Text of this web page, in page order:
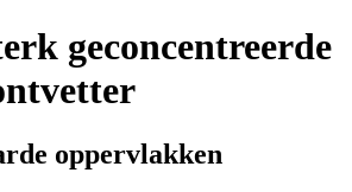
geconcentreerde
oppervlakken